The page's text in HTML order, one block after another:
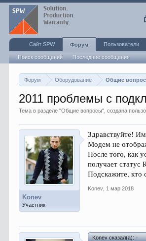
Форум Оборудование Общие
2011 проблемы с
Тема в разделе "Общие вопросы", создана
Konev
Участник
Здравствуйте!
Модем не
После того, как
получает статус
Подскажите, кто
Konev 1 мар 2018
Konev сказал(а):↑
Сайт SPW Форум
Поиск сообщений Последние сообщения
Пользователи